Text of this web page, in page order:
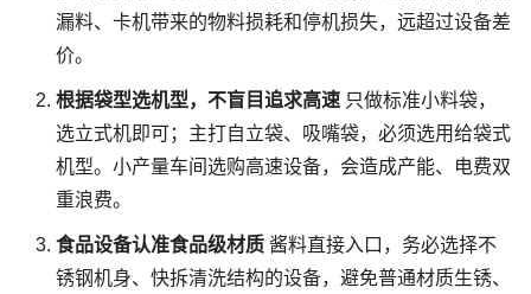
漏料、卡机带来的物料损耗和停机损失，远超过设备差
价。
根据袋型选机型，不盲目追求高速 只做标准小料袋，
选立式机即可；主打自立袋、吸嘴袋，必须选用给袋式
机型。小产量车间选购高速设备，会造成产能、电费双
重浪费。
食品设备认准食品级材质 酱料直接入口，务必选择不
锈钢机身、快拆清洗结构的设备，避免普通材质生锈、